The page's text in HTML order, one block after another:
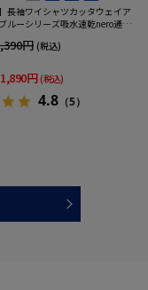
長袖ワイシャツカッタウェイア
ルーシリーズ吸水速乾nero通年
円 (税込)
1,890円 (税込)
4.8 （5）